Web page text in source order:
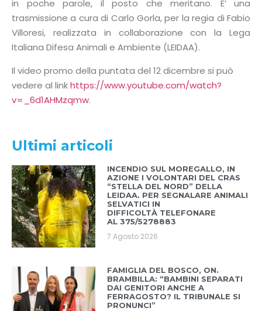
in poche parole, il posto che meritano. E’ una
trasmissione a cura di Carlo Gorla, per la regia di Fabio
Villoresi, realizzata in collaborazione con la Lega
Italiana Difesa Animali e Ambiente (LEIDAA).
Il video promo della puntata del 12 dicembre si può
vedere al linkhttps://www.youtube.com/watch?
v=_6d1AHMzqmw.
Ultimi articoli
INCENDIO SUL MOREGALLO, IN
AZIONE I VOLONTARI DEL CRAS
“STELLA DEL NORD” DELLA
LEIDAA. PER SEGNALARE ANIMALI
SELVATICI IN
DIFFICOLTÀ TELEFONARE
AL 375/5278883
7 Agosto 2026
FAMIGLIA DEL BOSCO, ON.
BRAMBILLA: “BAMBINI SEPARATI
DAI GENITORI ANCHE A
FERRAGOSTO? IL TRIBUNALE SI
PRONUNCI”